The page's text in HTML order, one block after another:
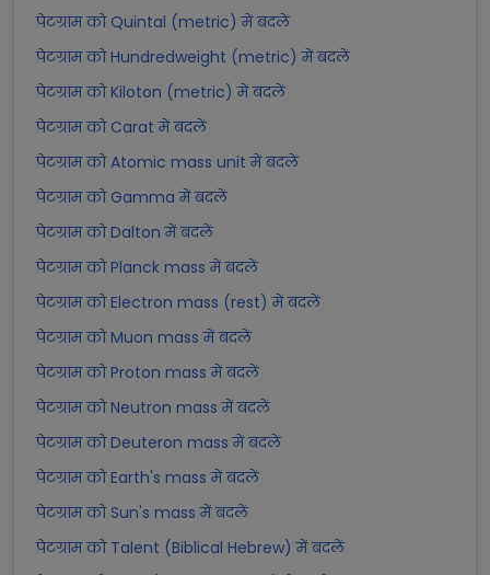
पेटग्राम को Quintal (metric) में बदलें
पेटग्राम को Hundredweight (metric) में बदलें
पेटग्राम को Kiloton (metric) में बदलें
पेटग्राम को Carat में बदलें
पेटग्राम को Atomic mass unit में बदलें
पेटग्राम को Gamma में बदलें
पेटग्राम को Dalton में बदलें
पेटग्राम को Planck mass में बदलें
पेटग्राम को Electron mass (rest) में बदलें
पेटग्राम को Muon mass में बदलें
पेटग्राम को Proton mass में बदलें
पेटग्राम को Neutron mass में बदलें
पेटग्राम को Deuteron mass में बदलें
पेटग्राम को Earth's mass में बदलें
पेटग्राम को Sun's mass में बदलें
पेटग्राम को Talent (Biblical Hebrew) में बदलें